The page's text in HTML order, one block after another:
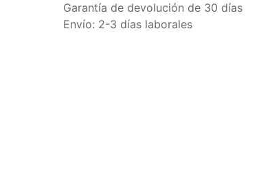
Garantía de devolución de 30 días
Envío: 2-3 días laborales